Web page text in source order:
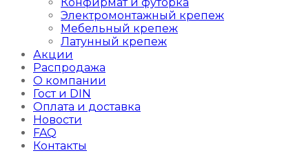
Электромонтажный крепеж
Мебельный крепеж
Латунный крепеж
Акции
Распродажа
О компании
Гост и DIN
Оплата и доставка
Новости
FAQ
Контакты